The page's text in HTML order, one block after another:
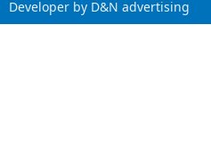
Developer by D&N advertising